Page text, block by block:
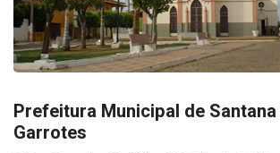
Prefeitura Municipal de
Garrotes